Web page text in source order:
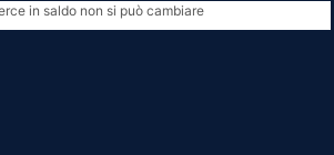
in saldo non si può cambiare